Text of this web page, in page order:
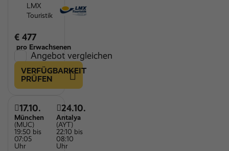
LMX
Touristik
€ 477
pro Erwachsenen
Angebot vergleichen
VERFÜGBARKEIT
PRÜFEN
17.10.
München
(MUC)
19:50 bis
07:05
Uhr
24.10.
Antalya
(AYT)
22:10 bis
08:10
Uhr